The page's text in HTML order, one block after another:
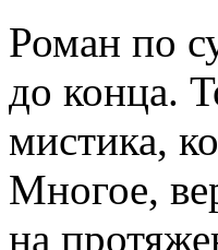
Роман по
до конца.
мистика,
Многое,
на